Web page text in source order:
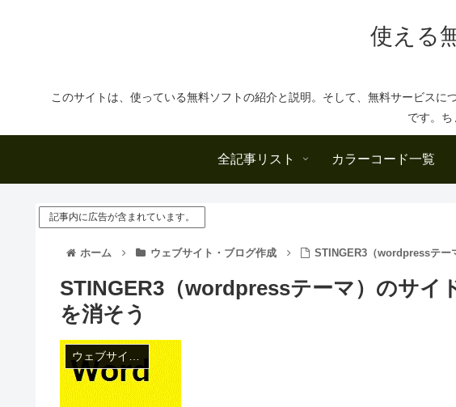
使える
このサイトは、使っている無料ソフトの紹介と説明。そして、無料サービス
です。ち
全記事リスト カラーコード一覧
記事内に広告が含まれています。
ホーム ウェブサイト・ブログ作成 STINGER3（wordpressテー
STINGER3（wordpressテーマ）のサイ
を消そう
ウェブサイト・ブログ作成